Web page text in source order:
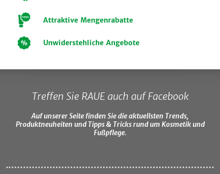
Attraktive Mengenrabatte
Unwiderstehliche Angebote
Treffen Sie RAUE auch auf Facebook
Auf unserer Seite finden Sie die aktuellsten Trends,
Produktneuheiten und Tipps & Tricks rund um Kosmetik und
Fußpflege.